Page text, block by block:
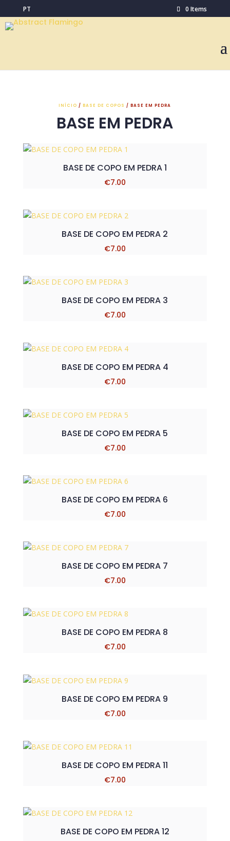
PT 0 Items
INÍCIO /BASE DE COPOS / BASE EM PEDRA
BASE EM PEDRA
BASE DE COPO EM PEDRA 1
€7.00
BASE DE COPO EM PEDRA 2
€7.00
BASE DE COPO EM PEDRA 3
€7.00
BASE DE COPO EM PEDRA 4
€7.00
BASE DE COPO EM PEDRA 5
€7.00
BASE DE COPO EM PEDRA 6
€7.00
BASE DE COPO EM PEDRA 7
€7.00
BASE DE COPO EM PEDRA 8
€7.00
BASE DE COPO EM PEDRA 9
€7.00
BASE DE COPO EM PEDRA 11
€7.00
BASE DE COPO EM PEDRA 12